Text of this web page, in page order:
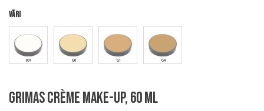
Väri
to
Grimas Crème Make-Up, 60 ml